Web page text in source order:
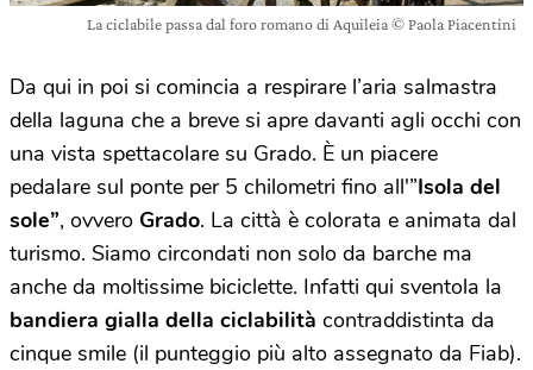
La ciclabile passa dal foro romano di Aquileia © Paola Piacentini
Da qui in poi si comincia a respirare l’aria salmastra
della laguna che a breve si apre davanti agli occhi con
una vista spettacolare su Grado. È un piacere
pedalare sul ponte per 5 chilometri fino all'”Isola del
sole”, ovvero Grado. La città è colorata e animata dal
turismo. Siamo circondati non solo da barche ma
anche da moltissime biciclette. Infatti qui sventola la
bandiera gialla della ciclabilità contraddistinta da
cinque smile (il punteggio più alto assegnato da Fiab).